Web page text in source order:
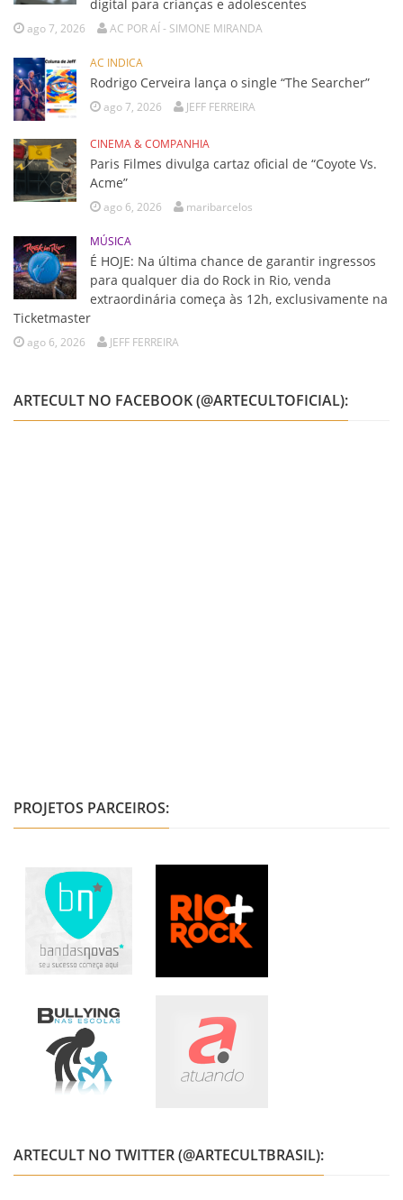
digital para crianças e adolescentes
ago 7, 2026 AC POR AÍ - SIMONE MIRANDA
AC INDICA
Rodrigo Cerveira lança o single “The Searcher”
ago 7, 2026 JEFF FERREIRA
CINEMA & COMPANHIA
Paris Filmes divulga cartaz oficial de “Coyote Vs.
Acme”
ago 6, 2026 maribarcelos
MÚSICA
É HOJE: Na última chance de garantir ingressos
para qualquer dia do Rock in Rio, venda
extraordinária começa às 12h, exclusivamente na
Ticketmaster
ago 6, 2026 JEFF FERREIRA
ARTECULT NO FACEBOOK (@ARTECULTOFICIAL):
PROJETOS PARCEIROS:
ARTECULT NO TWITTER (@ARTECULTBRASIL):